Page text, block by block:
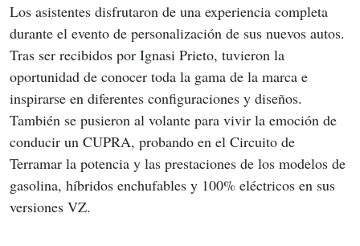
Los asistentes disfrutaron de una experiencia completa
durante el evento de personalización de sus nuevos autos.
Tras ser recibidos por Ignasi Prieto, tuvieron la
oportunidad de conocer toda la gama de la marca e
inspirarse en diferentes configuraciones y diseños.
También se pusieron al volante para vivir la emoción de
conducir un CUPRA, probando en el Circuito de
Terramar la potencia y las prestaciones de los modelos de
gasolina, híbridos enchufables y 100% eléctricos en sus
versiones VZ.